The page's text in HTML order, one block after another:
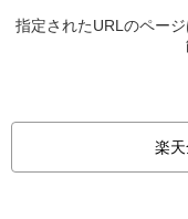
指定されたURLのペー
楽